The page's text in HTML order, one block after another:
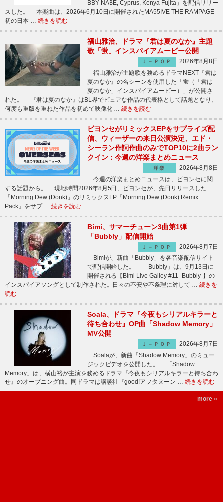
BBY NABE, Cyprus, Kenya Fujita」を配信リリー
スした。 本楽曲は、2026年6月10日に開催されたMA55IVE THE RAMPAGE
初の日本 … 続きを読む
福山雅治、ドラマ『君は夏のなか』主題
歌「蛍」インスパイアムービー公開
Ｊ－ＰＯＰ
2026年8月8日
福山雅治が主題歌を務めるドラマNEXT『君は
夏のなか』の名シーンを使用した「蛍（「君は
夏のなか」インスパイアムービー）」が公開さ
れた。 『君は夏のなか』はBL界でピュアな作品の代表格として話題となり、
何度も重版を重ねた作品を初めて映像化 … 続きを読む
ビヨンセがリミックスEPをサプライズ配
信、ウィーザーの来日公演決定、エド・
シーラン作詞作曲のみでTOP10に2曲ラン
クイン：今週の洋楽まとめニュース
洋楽
2026年8月8日
今週の洋楽まとめニュースは、ビヨンセに関
する話題から。 現地時間2026年8月5日、ビヨンセが、先日リリースした
「Morning Dew (Donk)」のリミックスEP『Morning Dew (Donk) Remix
Pack』をサプ … 続きを読む
Bimi、サマーチューン3曲第1弾
「Bubbly」配信開始
Ｊ－ＰＯＰ
2026年8月7日
Bimiが、新曲「Bubbly」を各音楽配信サイト
で配信開始した。 「Bubbly」は、9月13日に
開催される【Bimi Live Galley #11 -Bubbly-】の
インスパイアソングとして制作された。日々の不安や不条理に対して … 続きを
読む
Soala、ドラマ『今夜もシリアルキラーと
待ち合わせ』OP曲「Shadow Memory」
MV公開
Ｊ－ＰＯＰ
2026年8月7日
Soalaが、新曲「Shadow Memory」のミュー
ジックビデオを公開した。 「Shadow
Memory」は、横山裕が主演を務めるドラマ『今夜もシリアルキラーと待ち合わ
せ』のオープニング曲。同ドラマは講談社『good!アフタヌーン … 続きを読む
more »